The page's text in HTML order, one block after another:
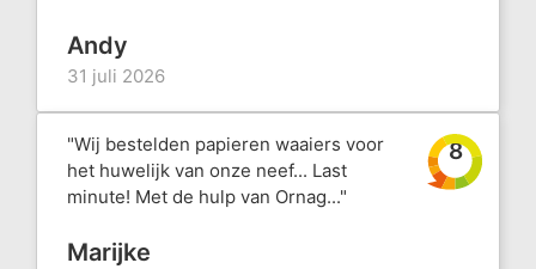
Andy
31 juli 2026
"Wij bestelden papieren waaiers voor
het huwelijk van onze neef... Last
minute! Met de hulp van Ornag..."
8
Marijke